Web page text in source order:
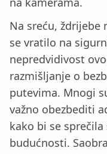
Na sreću, ždrijebe
se vratilo na
nepredvidivost
razmišljanje o
putevima. Mnogi
važno obezbediti
kako bi se
budućnosti.